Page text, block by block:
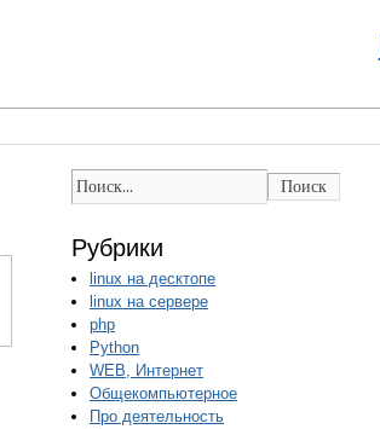
Поиск
Рубрики
linux на десктопе
linux на сервере
php
Python
WEB, Интернет
Общекомпьютерное
Про деятельность